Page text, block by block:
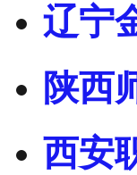
辽宁
陕西
西安